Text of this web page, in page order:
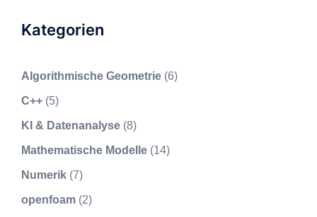
Kategorien
Algorithmische Geometrie (6)
C++ (5)
KI & Datenanalyse (8)
Mathematische Modelle (14)
Numerik (7)
openfoam (2)